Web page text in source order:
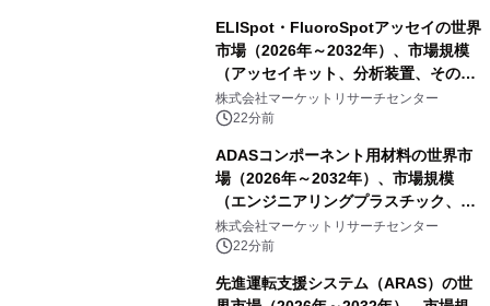
ELISpot・FluoroSpotアッセイの世界
市場（2026年～2032年）、市場規模
（アッセイキット、分析装置、その
他）・分析レポートを発表
株式会社マーケットリサーチセンター
22分前
ADASコンポーネント用材料の世界市
場（2026年～2032年）、市場規模
（エンジニアリングプラスチック、RF
および誘電体材料、光学・カバー材
料、その他）・分析レポートを発表
株式会社マーケットリサーチセンター
22分前
先進運転支援システム（ARAS）の世